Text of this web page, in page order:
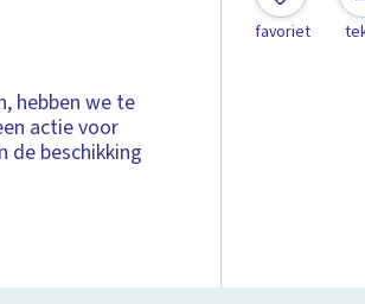
hebben we te
actie voor
de beschikking
favoriet